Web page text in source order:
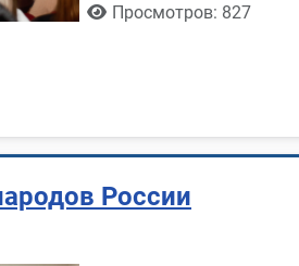
Просмотров: 827
России